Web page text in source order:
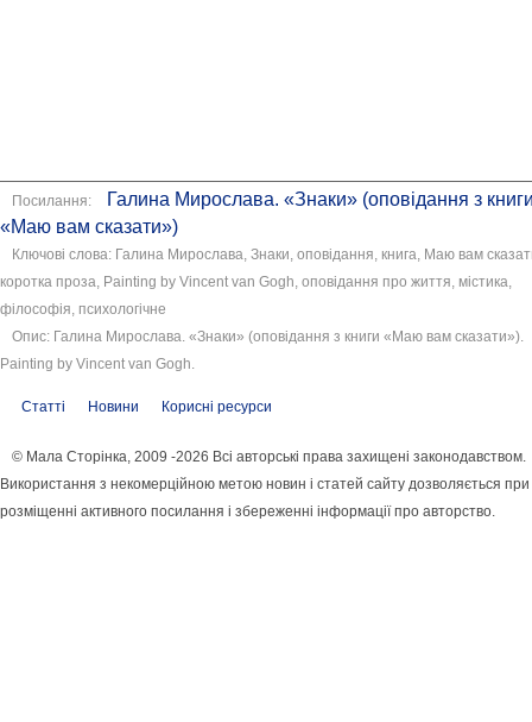
Посилання:
Галина Мирослава. «Знаки» (оповідання з
«Маю вам сказати»)
Ключові слова: Галина Мирослава, Знаки, оповідання, книга, Маю вам
коротка проза, Painting by Vincent van Gogh, оповідання про життя, містика,
філософія, психологічне
Опис: Галина Мирослава. «Знаки» (оповідання з книги «Маю вам сказати»).
Painting by Vincent van Gogh.
Статті Новини Корисні ресурси
© Мала Сторінка, 2009 -2026 Всі авторські права захищені законодавством.
Використання з некомерційною метою новин і статей сайту дозволяється при
розміщенні активного посилання і збереженні інформації про авторство.